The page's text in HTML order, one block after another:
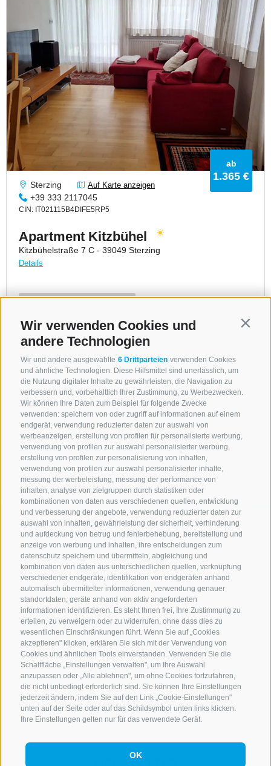
Wir verwenden Cookies und
andere Technologien
Wir und andere ausgewählte 6 Drittparteien verwenden Cookies
und ähnliche Technologien. Diese Hilfsmittel sind unerlässlich, um
die Nutzung digitaler Inhalte zu gewährleisten, die Navigation zu
verbessern und, vorbehaltlich Ihrer Zustimmung, zu Werbezwecken.
Wir können Ihre Daten zum Beispiel für folgende Zwecke
verwenden: speichern von oder zugriff auf informationen auf einem
endgerät, verwendung reduzierter daten zur auswahl von
werbeanzeigen, erstellung von profilen für personalisierte werbung,
verwendung von profilen zur auswahl personalisierter werbung,
erstellung von profilen zur personalisierung von inhalten,
verwendung von profilen zur auswahl personalisierter inhalte,
messung der werbeleistung, messung der performance von
inhalten, analyse von zielgruppen durch statistiken oder
kombinationen von daten aus verschiedenen quellen, entwicklung
und verbesserung der angebote, verwendung reduzierter daten zur
auswahl von inhalten, gewährleistung der sicherheit, verhinderung
und aufdeckung von betrug und fehlerbehebung, bereitstellung und
anzeige von werbung und inhalten, ihre entscheidungen zum
datenschutz speichern und übermitteln, abgleichung und
kombination von daten aus unterschiedlichen quellen, verknüpfung
verschiedener endgeräte, identifikation von endgeräten anhand
automatisch übermittelter informationen, verwendung genauer
standortdaten, geräte anhand von aktiv angeforderten
informationen identifizieren. Es steht Ihnen frei, Ihre Zustimmung zu
erteilen, zu verweigern oder zu widerrufen, ohne dass dies zu
wesentlichen Einschränkungen führt. Wenn Sie auf „Cookies
akzeptieren" klicken, erklären Sie sich mit der Verwendung von
Cookies und ähnlichen Tools einverstanden. Verwenden Sie die
Schaltfläche „Einstellungen verwalten", um Ihre Auswahl
anzupassen oder „Alle ablehnen", um ohne Cookies fortzufahren,
die nicht unbedingt erforderlich sind. Sie können Ihre Einstellungen
jederzeit ändern, indem Sie auf den Link „Cookie-Einstellungen"
unten auf der Seite oder auf das Schildsymbol unten links klicken.
Ihre Einstellungen gelten nur für das verwendete Gerät.
OK
KONTAKTIERE UNS
+39 0472 765 521
info@rosskopf.com